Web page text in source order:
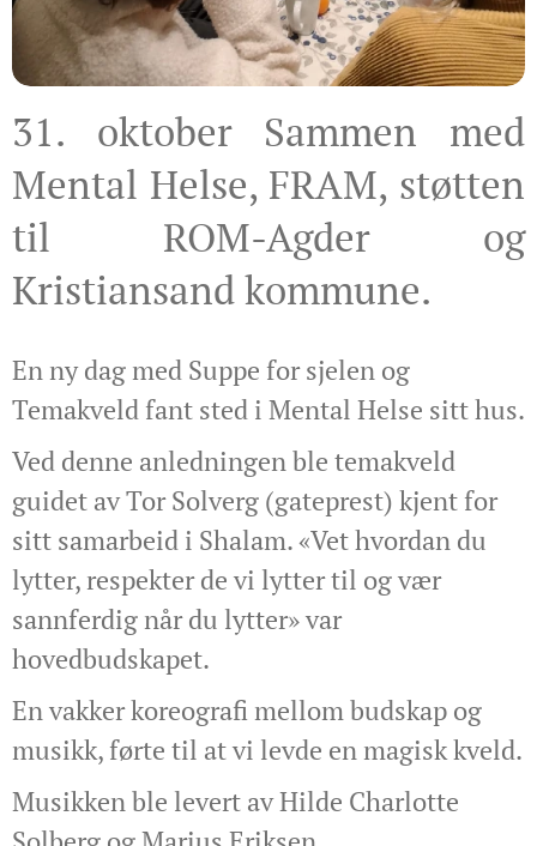
31. oktober Sammen med
Mental Helse, FRAM, støtten
til ROM-Agder og
Kristiansand kommune.
En ny dag med Suppe for sjelen og
Temakveld fant sted i Mental Helse sitt hus.
Ved denne anledningen ble temakveld
guidet av Tor Solverg (gateprest) kjent for
sitt samarbeid i Shalam. «Vet hvordan du
lytter, respekter de vi lytter til og vær
sannferdig når du lytter» var
hovedbudskapet.
En vakker koreografi mellom budskap og
musikk, førte til at vi levde en magisk kveld.
Musikken ble levert av Hilde Charlotte